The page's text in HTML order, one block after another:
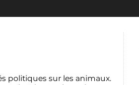
politiques sur les animaux.